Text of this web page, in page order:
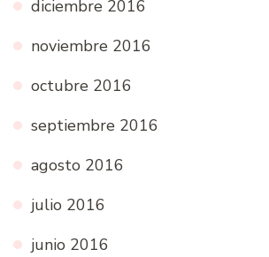
diciembre 2016
noviembre 2016
octubre 2016
septiembre 2016
agosto 2016
julio 2016
junio 2016